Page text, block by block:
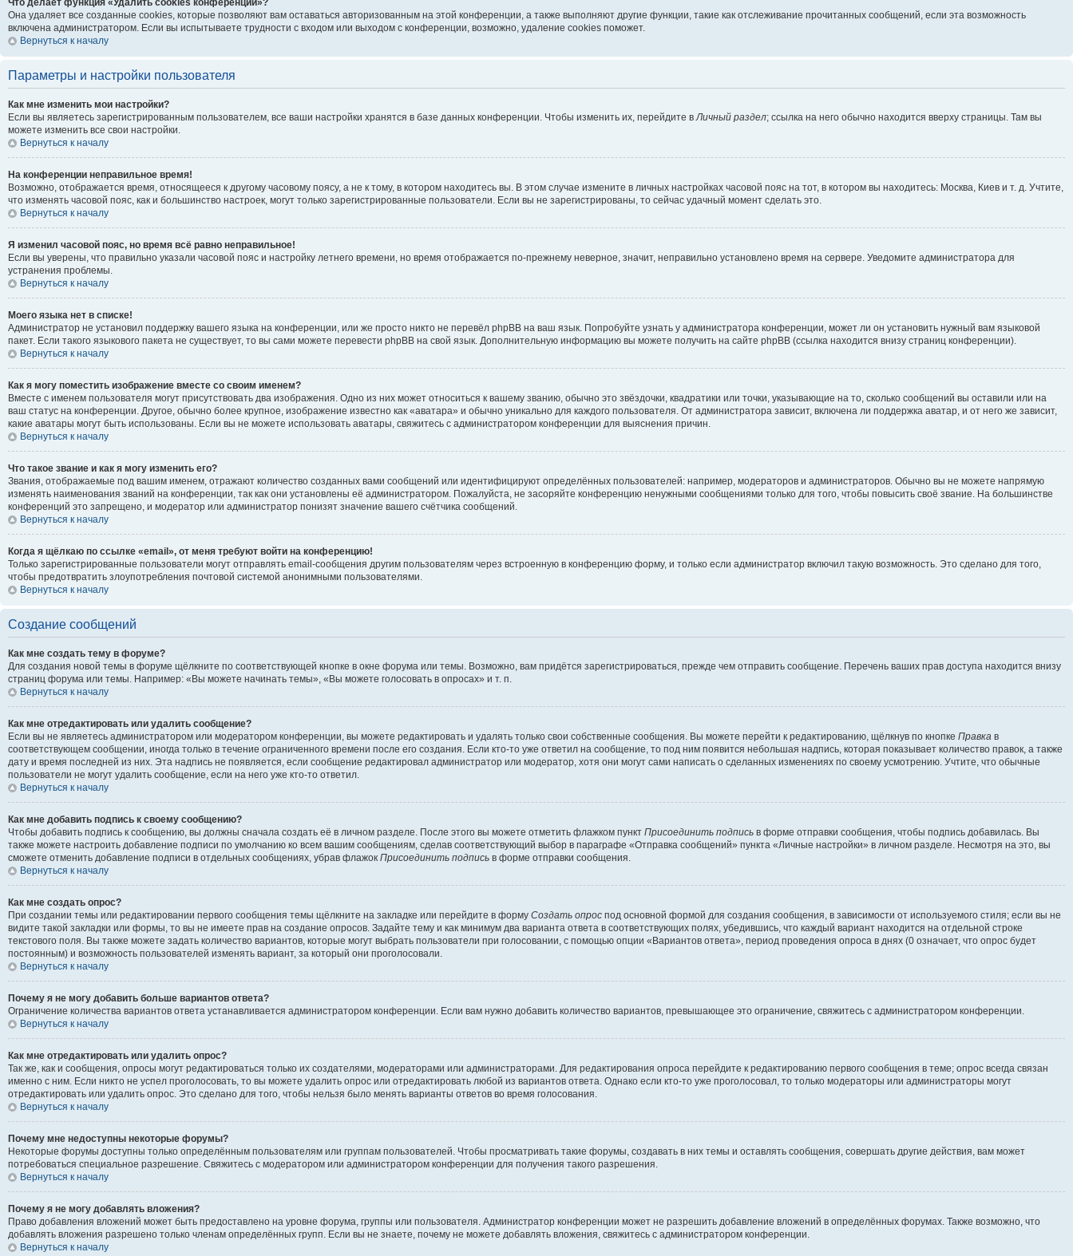
Она удаляет все созданные cookies, которые позволяют вам оставаться авторизованным на этой конференции, а также выполняют другие функции, такие как отслеживание прочитанных сообщений, если эта возможность
включена администратором. Если вы испытываете трудности с входом или выходом с конференции, возможно, удаление cookies поможет.
Вернуться к началу
Параметры и настройки пользователя
Как мне изменить мои настройки?
Если вы являетесь зарегистрированным пользователем, все ваши настройки хранятся в базе данных конференции. Чтобы изменить их, перейдите в Личный раздел; ссылка на него обычно находится вверху страницы. Там вы
можете изменить все свои настройки.
Вернуться к началу
На конференции неправильное время!
Возможно, отображается время, относящееся к другому часовому поясу, а не к тому, в котором находитесь вы. В этом случае измените в личных настройках часовой пояс на тот, в котором вы находитесь: Москва, Киев и т. д. Учтите,
что изменять часовой пояс, как и большинство настроек, могут только зарегистрированные пользователи. Если вы не зарегистрированы, то сейчас удачный момент сделать это.
Вернуться к началу
Я изменил часовой пояс, но время всё равно неправильное!
Если вы уверены, что правильно указали часовой пояс и настройку летнего времени, но время отображается по-прежнему неверное, значит, неправильно установлено время на сервере. Уведомите администратора для
устранения проблемы.
Вернуться к началу
Моего языка нет в списке!
Администратор не установил поддержку вашего языка на конференции, или же просто никто не перевёл phpBB на ваш язык. Попробуйте узнать у администратора конференции, может ли он установить нужный вам языковой
пакет. Если такого языкового пакета не существует, то вы сами можете перевести phpBB на свой язык. Дополнительную информацию вы можете получить на сайте phpBB (ссылка находится внизу страниц конференции).
Вернуться к началу
Как я могу поместить изображение вместе со своим именем?
Вместе с именем пользователя могут присутствовать два изображения. Одно из них может относиться к вашему званию, обычно это звёздочки, квадратики или точки, указывающие на то, сколько сообщений вы оставили или на
ваш статус на конференции. Другое, обычно более крупное, изображение известно как «аватара» и обычно уникально для каждого пользователя. От администратора зависит, включена ли поддержка аватар, и от него же зависит,
какие аватары могут быть использованы. Если вы не можете использовать аватары, свяжитесь с администратором конференции для выяснения причин.
Вернуться к началу
Что такое звание и как я могу изменить его?
Звания, отображаемые под вашим именем, отражают количество созданных вами сообщений или идентифицируют определённых пользователей: например, модераторов и администраторов. Обычно вы не можете напрямую
изменять наименования званий на конференции, так как они установлены её администратором. Пожалуйста, не засоряйте конференцию ненужными сообщениями только для того, чтобы повысить своё звание. На большинстве
конференций это запрещено, и модератор или администратор понизят значение вашего счётчика сообщений.
Вернуться к началу
Когда я щёлкаю по ссылке «email», от меня требуют войти на конференцию!
Только зарегистрированные пользователи могут отправлять email-сообщения другим пользователям через встроенную в конференцию форму, и только если администратор включил такую возможность. Это сделано для того,
чтобы предотвратить злоупотребления почтовой системой анонимными пользователями.
Вернуться к началу
Создание сообщений
Как мне создать тему в форуме?
Для создания новой темы в форуме щёлкните по соответствующей кнопке в окне форума или темы. Возможно, вам придётся зарегистрироваться, прежде чем отправить сообщение. Перечень ваших прав доступа находится внизу
страниц форума или темы. Например: «Вы можете начинать темы», «Вы можете голосовать в опросах» и т. п.
Вернуться к началу
Как мне отредактировать или удалить сообщение?
Если вы не являетесь администратором или модератором конференции, вы можете редактировать и удалять только свои собственные сообщения. Вы можете перейти к редактированию, щёлкнув по кнопке Правка в
соответствующем сообщении, иногда только в течение ограниченного времени после его создания. Если кто-то уже ответил на сообщение, то под ним появится небольшая надпись, которая показывает количество правок, а также
дату и время последней из них. Эта надпись не появляется, если сообщение редактировал администратор или модератор, хотя они могут сами написать о сделанных изменениях по своему усмотрению. Учтите, что обычные
пользователи не могут удалить сообщение, если на него уже кто-то ответил.
Вернуться к началу
Как мне добавить подпись к своему сообщению?
Чтобы добавить подпись к сообщению, вы должны сначала создать её в личном разделе. После этого вы можете отметить флажком пункт Присоединить подпись в форме отправки сообщения, чтобы подпись добавилась. Вы
также можете настроить добавление подписи по умолчанию ко всем вашим сообщениям, сделав соответствующий выбор в параграфе «Отправка сообщений» пункта «Личные настройки» в личном разделе. Несмотря на это, вы
сможете отменить добавление подписи в отдельных сообщениях, убрав флажок Присоединить подпись в форме отправки сообщения.
Вернуться к началу
Как мне создать опрос?
При создании темы или редактировании первого сообщения темы щёлкните на закладке или перейдите в форму Создать опрос под основной формой для создания сообщения, в зависимости от используемого стиля; если вы не
видите такой закладки или формы, то вы не имеете прав на создание опросов. Задайте тему и как минимум два варианта ответа в соответствующих полях, убедившись, что каждый вариант находится на отдельной строке
текстового поля. Вы также можете задать количество вариантов, которые могут выбрать пользователи при голосовании, с помощью опции «Вариантов ответа», период проведения опроса в днях (0 означает, что опрос будет
постоянным) и возможность пользователей изменять вариант, за который они проголосовали.
Вернуться к началу
Почему я не могу добавить больше вариантов ответа?
Ограничение количества вариантов ответа устанавливается администратором конференции. Если вам нужно добавить количество вариантов, превышающее это ограничение, свяжитесь с администратором конференции.
Вернуться к началу
Как мне отредактировать или удалить опрос?
Так же, как и сообщения, опросы могут редактироваться только их создателями, модераторами или администраторами. Для редактирования опроса перейдите к редактированию первого сообщения в теме; опрос всегда связан
именно с ним. Если никто не успел проголосовать, то вы можете удалить опрос или отредактировать любой из вариантов ответа. Однако если кто-то уже проголосовал, то только модераторы или администраторы могут
отредактировать или удалить опрос. Это сделано для того, чтобы нельзя было менять варианты ответов во время голосования.
Вернуться к началу
Почему мне недоступны некоторые форумы?
Некоторые форумы доступны только определённым пользователям или группам пользователей. Чтобы просматривать такие форумы, создавать в них темы и оставлять сообщения, совершать другие действия, вам может
потребоваться специальное разрешение. Свяжитесь с модератором или администратором конференции для получения такого разрешения.
Вернуться к началу
Почему я не могу добавлять вложения?
Право добавления вложений может быть предоставлено на уровне форума, группы или пользователя. Администратор конференции может не разрешить добавление вложений в определённых форумах. Также возможно, что
добавлять вложения разрешено только членам определённых групп. Если вы не знаете, почему не можете добавлять вложения, свяжитесь с администратором конференции.
Вернуться к началу